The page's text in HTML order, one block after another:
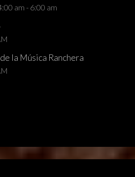
am - 6:00 am
la Música Ranchera